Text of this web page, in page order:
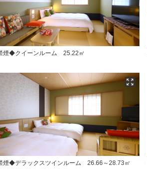
煙◆クイーンルーム 25.22㎡
◆デラックスツインルーム 26.66～28.73㎡